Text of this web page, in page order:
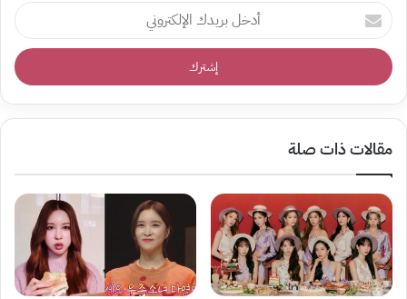
أدخل
بريدك
الإلكتروني
مقالات ذات صلة